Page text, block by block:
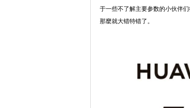
于一些不了解主要参数的小伙伴
那麼就大错特错了。